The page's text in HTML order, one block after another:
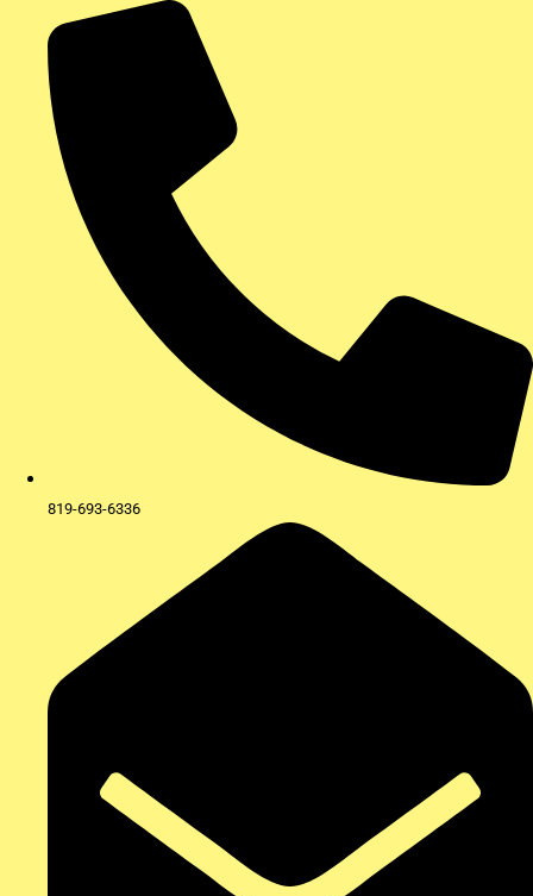
contenu
819-693-6336